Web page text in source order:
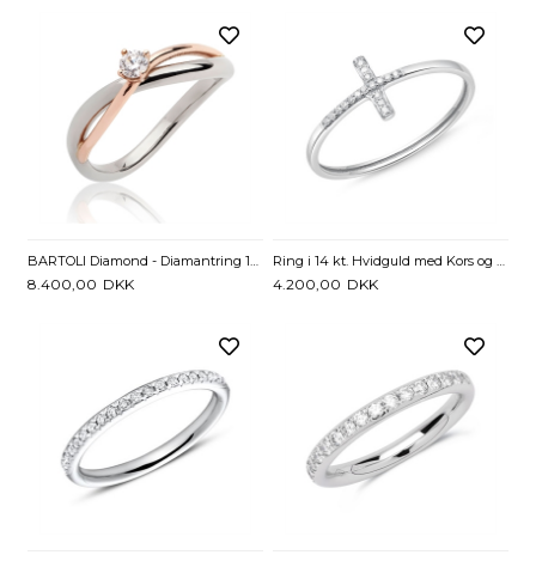
BARTOLI Diamond - Diamantring 14 kt. Hvid og Rosaguld med Diamant - 0,10 ct.
8.400,00 DKK
Ring i 14 kt. Hvidguld med Kors og Diamanter - 0,05 ct.
4.200,00 DKK